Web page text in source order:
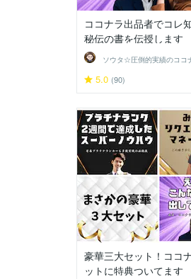
ココナラ出品者でコレ
秘伝の書を伝授します
5.0 (90)
豪華三大セット！ココ
ットに特典ついてます